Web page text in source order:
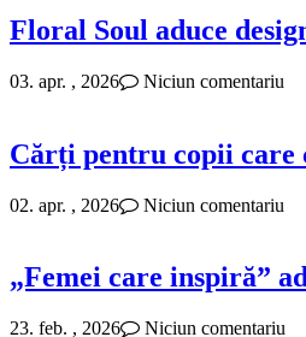
Floral Soul aduce
03. apr. , 2026 Niciun comentariu
Cărți pentru copii care
02. apr. , 2026 Niciun comentariu
„Femei care inspiră”
23. feb. , 2026 Niciun comentariu